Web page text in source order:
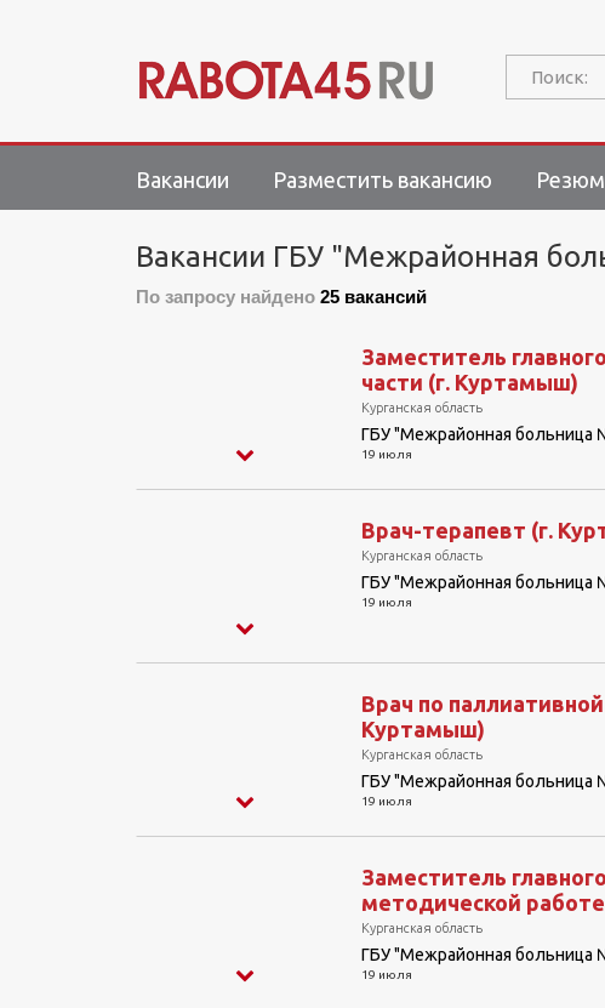
Поиск:
Вакансии Разместить вакансию
Вакансии ГБУ "Межрайонная
По запросу найдено 25 вакансий
Заместитель
части (г. Куртамыш)
Курганская область
ГБУ "Межрайонная больница
19 июля
Врач-терапевт (г.
Курганская область
ГБУ "Межрайонная больница
19 июля
Врач по
Куртамыш)
Курганская область
ГБУ "Межрайонная больница
19 июля
Заместитель
методической
Курганская область
ГБУ "Межрайонная больница
19 июля